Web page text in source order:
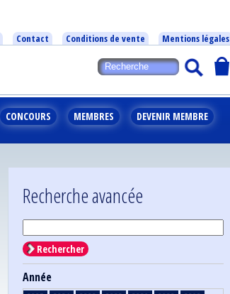
Contact Conditions de vente Mentions légales
CONCOURS MEMBRES DEVENIR MEMBRE
Recherche avancée
Rechercher
Année